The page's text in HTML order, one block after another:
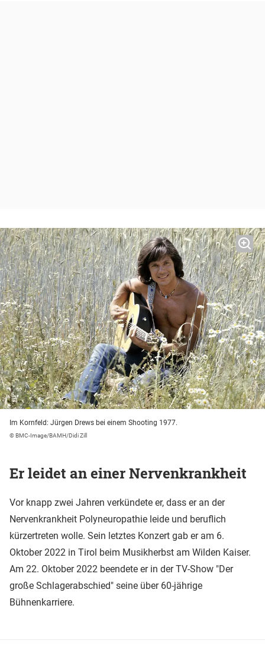
Im Kornfeld: Jürgen Drews bei einem Shooting 1977.
© BMC-Image/BAMH/Didi Zill
Er leidet an einer Nervenkrankheit
Vor knapp zwei Jahren verkündete er, dass er an der
Nervenkrankheit Polyneuropathie leide und beruflich
kürzertreten wolle. Sein letztes Konzert gab er am 6.
Oktober 2022 in Tirol beim Musikherbst am Wilden Kaiser.
Am 22. Oktober 2022 beendete er in der TV-Show "Der
große Schlagerabschied" seine über 60-jährige
Bühnenkarriere.